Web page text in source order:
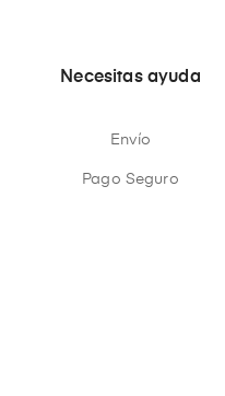
Necesitas ayuda
Envío
Pago Seguro